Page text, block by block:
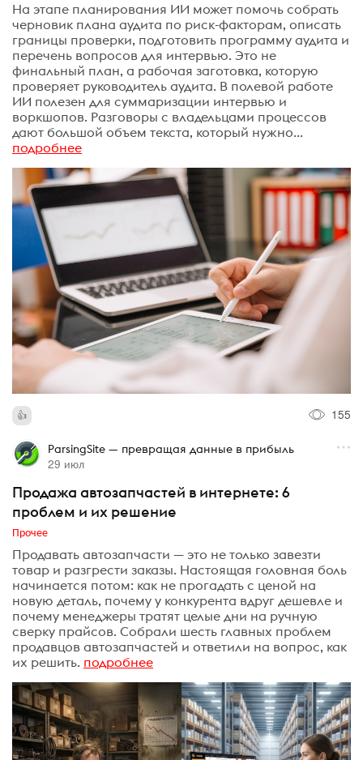
На этапе планирования ИИ может помочь собрать
черновик плана аудита по риск-факторам, описать
границы проверки, подготовить программу аудита и
перечень вопросов для интервью. Это не
финальный план, а рабочая заготовка, которую
проверяет руководитель аудита. В полевой работе
ИИ полезен для суммаризации интервью и
воркшопов. Разговоры с владельцами процессов
дают большой объем текста, который нужно...
подробнее
155
ParsingSite — превращая данные в прибыль
29 июл
Продажа автозапчастей в интернете: 6
проблем и их решение
Прочее
Продавать автозапчасти — это не только завезти
товар и разгрести заказы. Настоящая головная боль
начинается потом: как не прогадать с ценой на
новую деталь, почему у конкурента вдруг дешевле и
почему менеджеры тратят целые дни на ручную
сверку прайсов. Собрали шесть главных проблем
продавцов автозапчастей и ответили на вопрос, как
их решить. подробнее